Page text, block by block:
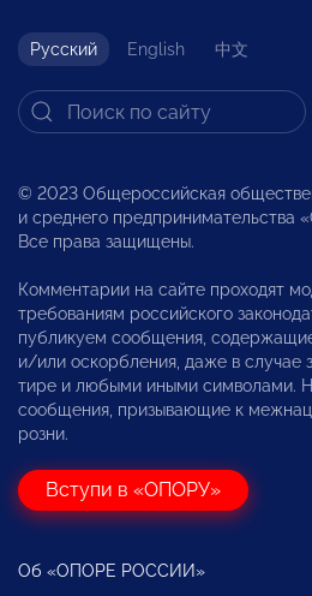
Русский English 中文
© 2023 Общероссийская
и среднего
Все права защищены.
Комментарии на сайте проходят
требованиям российского
публикуем сообщения,
и/или оскорбления, даже в случае
тире и любыми иными символами.
сообщения, призывающие к
розни.
Вступи в «ОПОРУ»
Об «ОПОРЕ РОССИИ»